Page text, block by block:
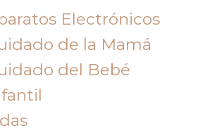
Electrónicos
de la Mamá
del Bebé